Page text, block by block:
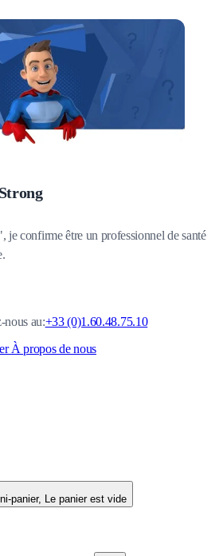
je confirme être un professionnel de santé
nous au:+33 (0)1.60.48.75.10
À propos de nous
Basculer le mini-panier, Le panier est vide